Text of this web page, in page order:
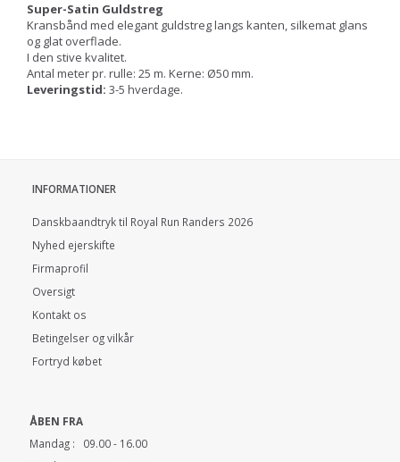
Super-Satin Guldstreg
Kransbånd med elegant guldstreg langs kanten, silkemat glans
og glat overflade.
I den stive kvalitet.
Antal meter pr. rulle: 25 m. Kerne: Ø50 mm.
Leveringstid: 3-5 hverdage.
INFORMATIONER
Danskbaandtryk til Royal Run Randers 2026
Nyhed ejerskifte
Firmaprofil
Oversigt
Kontakt os
Betingelser og vilkår
Fortryd købet
ÅBEN FRA
Mandag : 09.00 - 16.00